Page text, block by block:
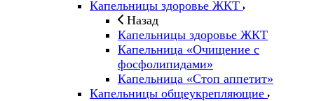
Капельницы здоровье ЖКТ
Назад
Капельницы здоровье ЖКТ
Капельница «Очищение с
фосфолипидами»
Капельница «Стоп аппетит»
Капельницы общеукрепляющие